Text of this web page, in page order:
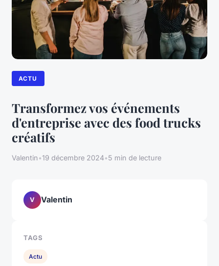
ACTU
Transformez vos événements
d'entreprise avec des food trucks
créatifs
Valentin•19 décembre 2024•5 min de lecture
V Valentin
TAGS
Actu